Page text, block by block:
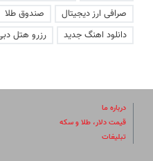
صرافی ارز دیجیتال
صندوق طلا
دانلود اهنگ جدید
رزرو هتل
درباره ما
قیمت دلار، طلا و سکه
تبلیغات